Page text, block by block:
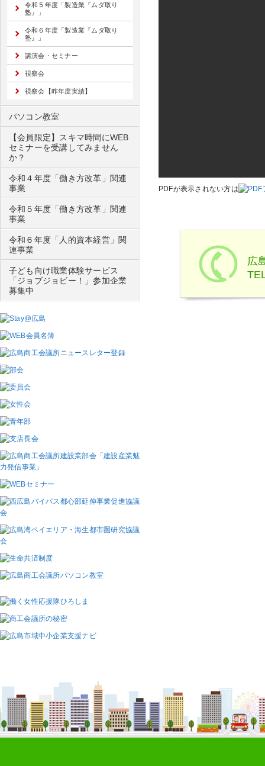
PDFが表示されない方は
広
令和５年度「製造業『ムダ取り
塾』」
令和６年度「製造業『ムダ取り
塾』」
講演会・セミナー
視察会
視察会【昨年度実績】
パソコン教室
【会員限定】スキマ時間にWEB
セミナーを受講してみません
か？
令和４年度「働き方改革」関連
事業
令和５年度「働き方改革」関連
事業
令和６年度「人的資本経営」関
連事業
子ども向け職業体験サービス
「ジョブジョビー！」参加企業
募集中